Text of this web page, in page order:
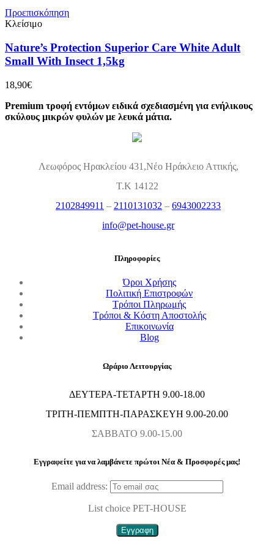
16,80€.είναι:
Προεπισκόπηση
Κλείσιμο
Nature’s Protection Superior Care White Adult
Small With Insect 1,5kg
18,90€
Premium τροφή εντόμων ειδικά σχεδιασμένη για ενήλικους
σκύλους μικρών φυλών με λευκά μάτια.
Λεωφόρος Ηρακλείου 431,Νέο Ηράκλειο Αττικής,
Τ.Κ 14122
2102849911 – 2110131032 – 6943002233
info@pet-house.gr
Πληροφορίες
Όροι Χρήσης
Πολιτική Επιστροφών
Τρόποι Πληρωμής
Τρόποι & Κόστη Αποστολής
Επικοινωνία
Blog
Ωράριο Λειτουργίας
ΔΕΥΤΕΡΑ-ΤΕΤΑΡΤΗ 9.00-18.00
ΤΡΙΤΗ-ΠΕΜΠΤΗ-ΠΑΡΑΣΚΕΥΗ 9.00-20.00
ΣΑΒΒΑΤΟ 9.00-15.00
Εγγραφείτε για να λαμβάνετε πρώτοι Nέα & Προσφορές μας!
Email address:
List choice PET-HOUSE